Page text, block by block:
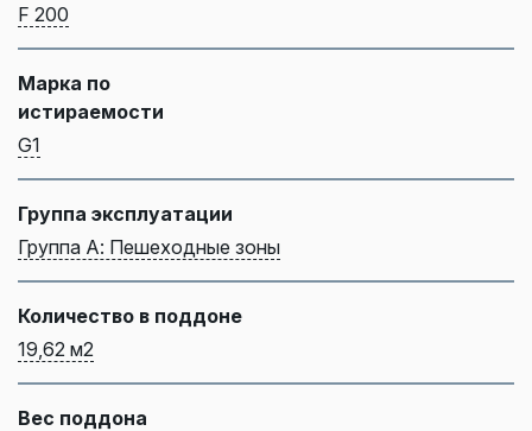
F 200
Марка по
истираемости
G1
Группа эксплуатации
Группа А: Пешеходные зоны
Количество в поддоне
19,62 м2
Вес поддона